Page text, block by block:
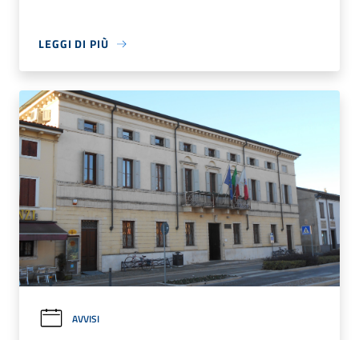
LEGGI DI PIÙ
AVVISI